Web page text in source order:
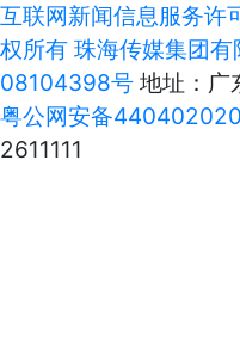
互联网新闻信息服务
权所有 珠海传媒集团有
08104398号 地址：广
粤公网安备
2611111